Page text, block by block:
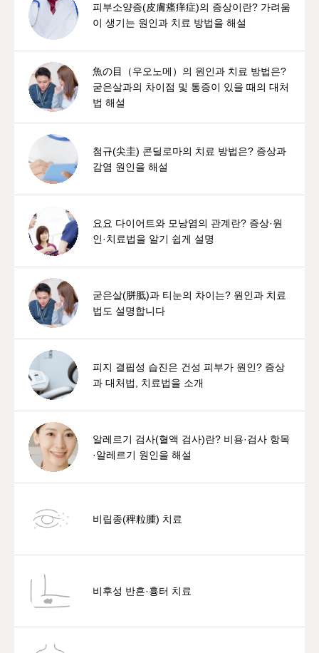
피부소양증(皮膚瘙痒症)의 증상이란? 가려움
이 생기는 원인과 치료 방법을 해설
魚の目（우오노메）의 원인과 치료 방법은?
굳은살과의 차이점 및 통증이 있을 때의 대처
법 해설
첨규(尖圭) 콘딜로마의 치료 방법은? 증상과
감염 원인을 해설
요요 다이어트와 모낭염의 관계란? 증상·원
인·치료법을 알기 쉽게 설명
굳은살(胼胝)과 티눈의 차이는? 원인과 치료
법도 설명합니다
피지 결핍성 습진은 건성 피부가 원인? 증상
과 대처법, 치료법을 소개
알레르기 검사(혈액 검사)란? 비용·검사 항목
·알레르기 원인을 해설
비립종(稗粒腫) 치료
비후성 반흔·흉터 치료